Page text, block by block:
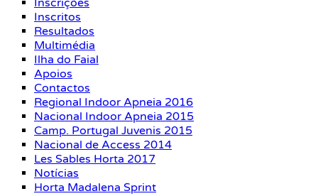
Inscrições
Inscritos
Resultados
Multimédia
Ilha do Faial
Apoios
Contactos
Regional Indoor Apneia 2016
Nacional Indoor Apneia 2015
Camp. Portugal Juvenis 2015
Nacional de Access 2014
Les Sables Horta 2017
Notícias
Horta Madalena Sprint